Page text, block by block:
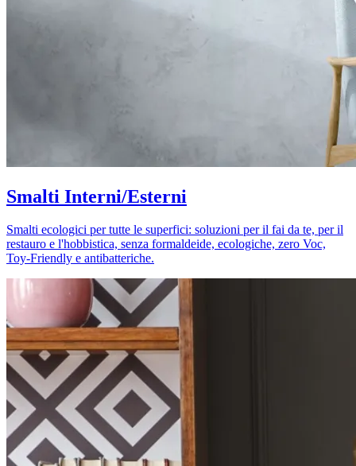
Smalti Interni/Esterni
Smalti ecologici per tutte le superfici: soluzioni per il fai da te, per il
restauro e l'hobbistica, senza formaldeide, ecologiche, zero Voc,
Toy-Friendly e antibatteriche.